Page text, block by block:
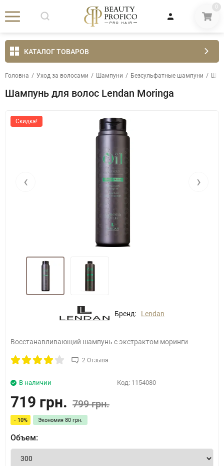
0
КАТАЛОГ ТОВАРОВ
Головна / Уход за волосами / Шампуни / Безсульфатные шампуни /
Шампунь для волос Lendan Moringa
Скидка!
‹ ›
Бренд: Lendan
Восстанавливающий шампунь с экстрактом моринги
2 Отзыва
Код: 1154080
В наличии
719 грн. 799 грн.
- 10% Экономия 80 грн.
Объем: